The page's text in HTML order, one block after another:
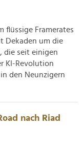
flüssige Framerates
Dekaden um die
die seit einigen
KI-Revolution
den Neunzigern
nach Riad